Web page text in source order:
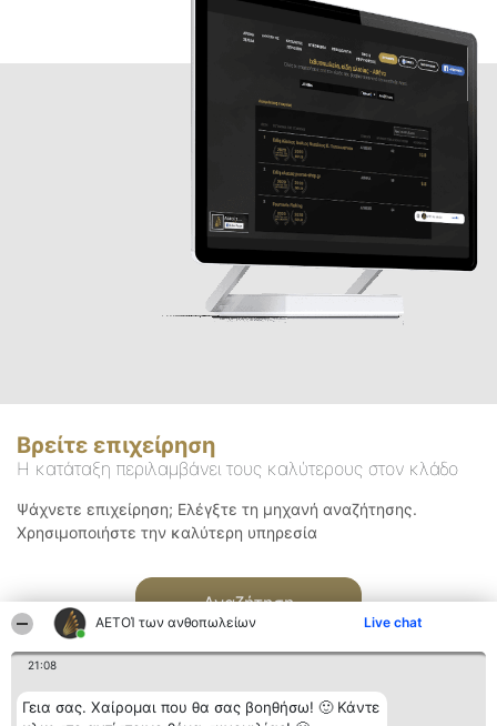
ΑΕΤΟΊ των ανθοπωλείων Live chat
21:08
Γεια σας. Χαίρομαι που θα σας βοηθήσω! 🙂 Κάντε
Βρείτε επιχείρηση
Η κατάταξη περιλαμβάνει τους καλύτερους στον κλάδο
Ψάχνετε επιχείρηση; Ελέγξτε τη μηχανή αναζήτησης.
Χρησιμοποιήστε την καλύτερη υπηρεσία
Αναζήτηση